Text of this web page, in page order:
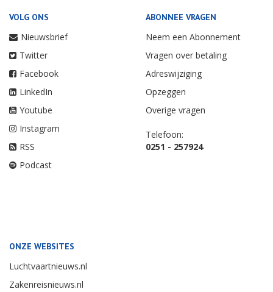
VOLG ONS
Nieuwsbrief
Twitter
Facebook
LinkedIn
Youtube
Instagram
RSS
Podcast
ABONNEE VRAGEN
Neem een Abonnement
Vragen over betaling
Adreswijziging
Opzeggen
Overige vragen
Telefoon:
0251 - 257924
ONZE WEBSITES
Luchtvaartnieuws.nl
Zakenreisnieuws.nl